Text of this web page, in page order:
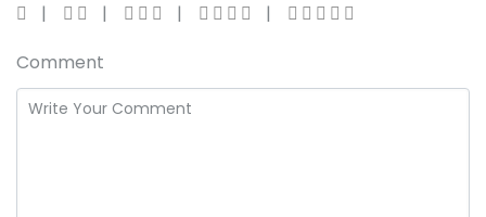
Comment